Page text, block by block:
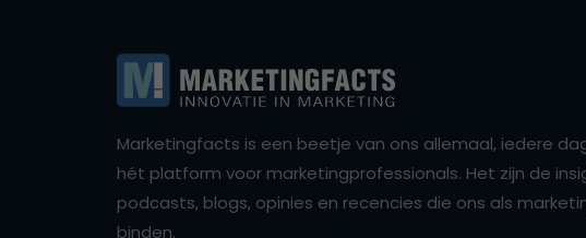
Marketingfacts is een beetje van ons allemaal, iedere
hét platform voor marketingprofessionals. Het zijn de
podcasts, blogs, opinies en recencies die ons als
binden.